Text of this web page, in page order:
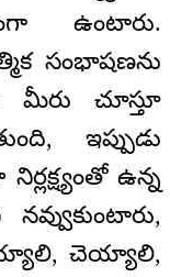
ఉంటారు.
సంభాషణను
చూస్తూ
ఇప్పుడు
ఉన్న
చెయ్యాలి,